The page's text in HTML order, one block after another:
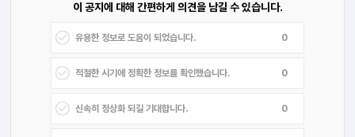
이 공지에 대해 간편하게 의견을 남길 수 있습니다.
0
0
0